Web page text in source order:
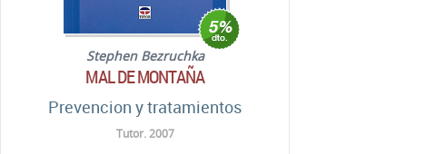
Stephen Bezruchka
MAL DE MONTAÑA
Prevencion y tratamientos
Tutor. 2007